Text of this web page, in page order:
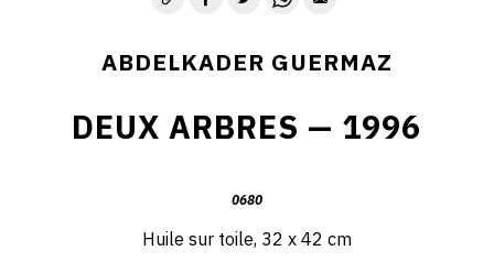
ABDELKADER GUERMAZ
DEUX ARBRES — 1996
0680
Huile sur toile, 32 x 42 cm